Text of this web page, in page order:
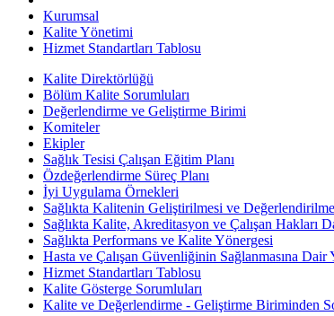
Kurumsal
Kalite Yönetimi
Hizmet Standartları Tablosu
Kalite Direktörlüğü
Bölüm Kalite Sorumluları
Değerlendirme ve Geliştirme Birimi
Komiteler
Ekipler
Sağlık Tesisi Çalışan Eğitim Planı
Özdeğerlendirme Süreç Planı
İyi Uygulama Örnekleri
Sağlıkta Kalitenin Geliştirilmesi ve
Sağlıkta Kalite, Akreditasyon ve Çalışan Hakları
Sağlıkta Performans ve Kalite Yönergesi
Hasta ve Çalışan Güvenliğinin Sağlanmasına Dair
Hizmet Standartları Tablosu
Kalite Gösterge Sorumluları
Kalite ve Değerlendirme - Geliştirme Biriminden